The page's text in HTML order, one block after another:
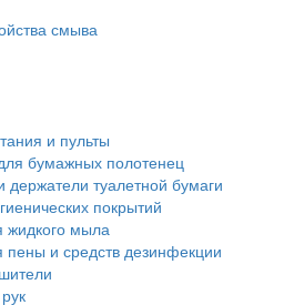
смыва
и пульты
бумажных полотенец
держатели туалетной бумаги
покрытий
жидкого мыла
пены и средств дезинфекции